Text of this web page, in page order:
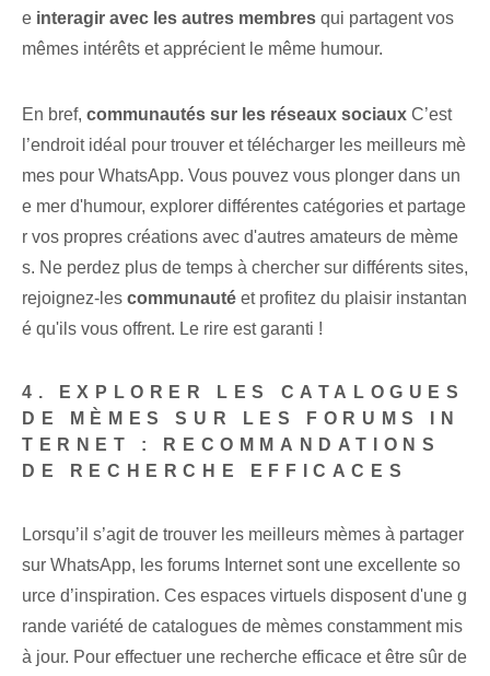
e interagir avec les autres membres qui partagent vos
mêmes intérêts et apprécient le même humour.
En bref, communautés sur les réseaux sociaux C’est
l’endroit idéal pour trouver et télécharger les meilleurs mè
mes pour WhatsApp. Vous pouvez vous plonger dans un
e mer d'humour, explorer différentes catégories et partage
r vos propres créations avec d'autres amateurs de mème
s. Ne perdez plus de temps à chercher sur différents sites,
rejoignez-les communauté et profitez du plaisir instantan
é qu'ils vous offrent. Le rire est garanti !
4. EXPLORER LES CATALOGUES
DE MÈMES SUR LES FORUMS IN
TERNET : RECOMMANDATIONS
DE RECHERCHE EFFICACES
Lorsqu’il s’agit de trouver les meilleurs mèmes à partager
sur WhatsApp, les forums Internet sont une excellente so
urce d’inspiration. Ces espaces virtuels disposent d'une g
rande variété de catalogues de mèmes constamment mis
à jour. Pour effectuer une recherche efficace et être sûr de